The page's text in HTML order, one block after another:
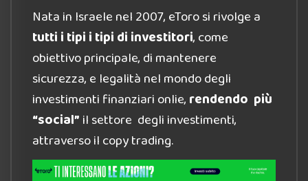
Nata in Israele nel 2007, eToro si rivolge a
tutti i tipi i tipi di investitori, come
obiettivo principale, di mantenere
sicurezza, e legalità nel mondo degli
investimenti finanziari onlie, rendendo più
“social” il settore degli investimenti,
attraverso il copy trading.